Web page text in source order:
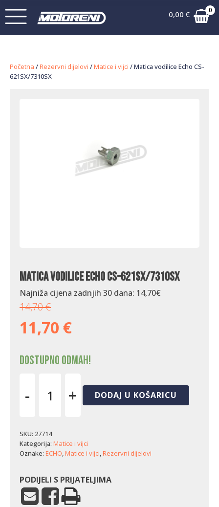
0,00 € 0
Početna /Rezervni dijelovi /Matice i vijci / Matica vodilice Echo CS-
621SX/7310SX
Matica vodilice Echo CS-621SX/7310SX
Najniža cijena zadnjih 30 dana: 14,70€
14,70€
11,70 €
Dostupno odmah!
-
CS-
621SX/7310SX
količina
+ DODAJ U KOŠARICU
SKU: 27714
Kategorija: Matice i vijci
Oznake: ECHO,Matice i vijci,Rezervni dijelovi
PODIJELI S PRIJATELJIMA